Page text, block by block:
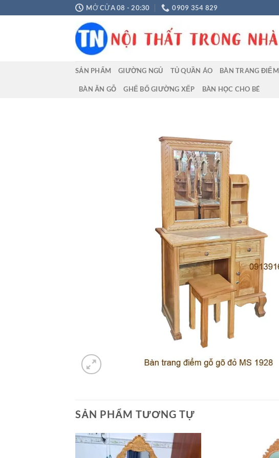
đến
MỞ CỬA 08 - 20:30 0909 354 829
SẢN PHẨM GIƯỜNG NGỦ TỦ QUẦN ÁO BÀN TRANG ĐIỂM
BÀN ĂN GỖ GHẾ BỐ GIƯỜNG XẾP BÀN HỌC CHO BÉ
SẢN PHẨM TƯƠNG TỰ